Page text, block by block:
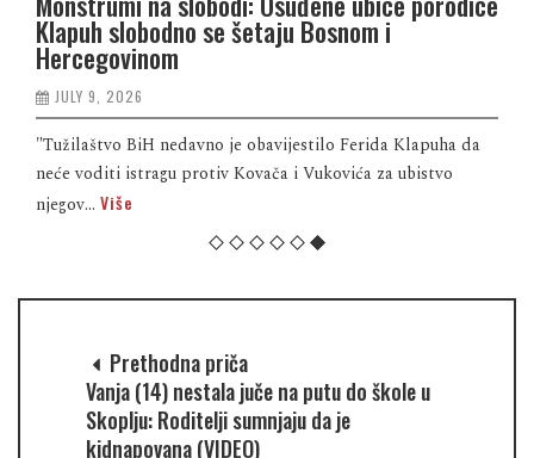
lov na „izdajnike” i
je prošlog četvrtka u Patrijaršijskom
budimljansko-nikšićki
Preživjeli
U ovoj nesreći stradali
Nermin Talam, Almir
Prethodna priča
Vanja (14) nestala juče na putu do škole u
Skoplju: Roditelji sumnjaju da je
kidnapovana (VIDEO)